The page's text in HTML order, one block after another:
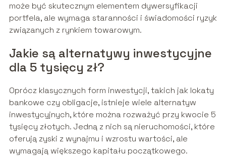
może być skutecznym elementem dywersyfikacji
portfela, ale wymaga staranności i świadomości ryzyk
związanych z rynkiem towarowym.
Jakie są alternatywy inwestycyjne
dla 5 tysięcy zł?
Oprócz klasycznych form inwestycji, takich jak lokaty
bankowe czy obligacje, istnieje wiele alternatyw
inwestycyjnych, które można rozważyć przy kwocie 5
tysięcy złotych. Jedną z nich są nieruchomości, które
oferują zyski z wynajmu i wzrostu wartości, ale
wymagają większego kapitału początkowego.